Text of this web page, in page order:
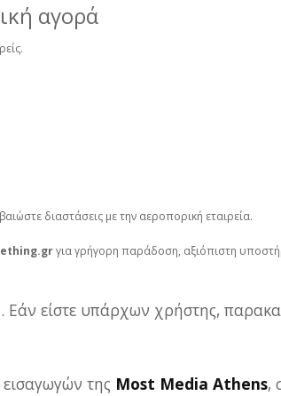
αγορά
διαστάσεις με την αεροπορική εταιρεία.
για γρήγορη παράδοση, αξιόπιστη
Εάν είστε υπάρχων χρήστης,
εισαγωγών της Most Media Athens,